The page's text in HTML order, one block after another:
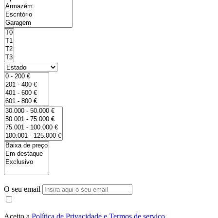
O seu email
Aceito a Política de Privacidade e Termos de serviço